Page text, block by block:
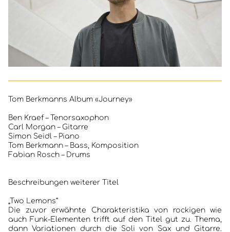
Tom Berkmanns Album «Journey»
Ben Kraef – Tenorsaxophon
Carl Morgan – Gitarre
Simon Seidl – Piano
Tom Berkmann – Bass, Komposition
Fabian Rosch – Drums
Beschreibungen weiterer Titel
„Two Lemons“
Die zuvor erwähnte Charakteristika von rockigen wie
auch Funk-Elementen trifft auf den Titel gut zu. Thema,
dann Variationen durch die Soli von Sax und Gitarre.